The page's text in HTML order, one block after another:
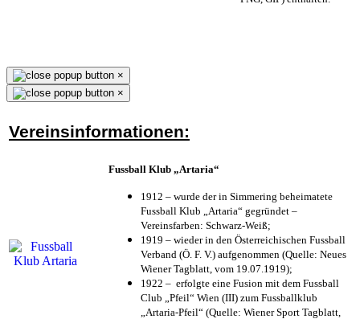
×
×
Vereinsinformationen:
Fussball Klub „Artaria“
1912 – wurde der in Simmering beheimatete
Fussball Klub „Artaria“ gegründet –
Vereinsfarben: Schwarz-Weiß;
1919 – wieder in den Österreichischen Fussball
Verband (Ö. F. V.) aufgenommen (Quelle: Neues
Wiener Tagblatt, vom 19.07.1919);
1922 – erfolgte eine Fusion mit dem Fussball
Club „Pfeil“ Wien (III) zum Fussballklub
„Artaria-Pfeil“ (Quelle: Wiener Sport Tagblatt,